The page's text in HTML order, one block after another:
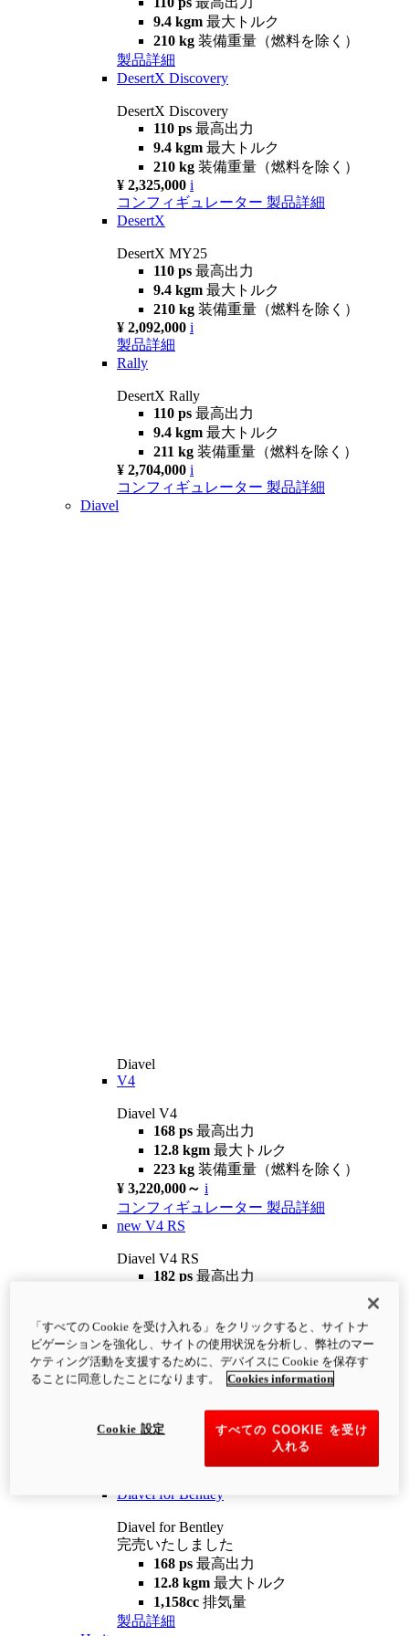
9.4 kgm 最大トルク
210 kg 装備重量（燃料を除く）
製品詳細
DesertX Discovery
DesertX Discovery
110 ps 最高出力
9.4 kgm 最大トルク
210 kg 装備重量（燃料を除く）
¥ 2,325,000 i
コンフィギュレーター 製品詳細
DesertX
DesertX MY25
110 ps 最高出力
9.4 kgm 最大トルク
210 kg 装備重量（燃料を除く）
¥ 2,092,000 i
製品詳細
Rally
DesertX Rally
110 ps 最高出力
9.4 kgm 最大トルク
211 kg 装備重量（燃料を除く）
¥ 2,704,000 i
コンフィギュレーター 製品詳細
Diavel
Diavel
V4
Diavel V4
168 ps 最高出力
12.8 kgm 最大トルク
223 kg 装備重量（燃料を除く）
¥ 3,220,000～ i
コンフィギュレーター 製品詳細
new V4 RS
Diavel V4 RS
182 ps 最高出力
¥4,400,000 i
コンフィギュレーター 製品詳細
newV4 RS 100
12.2 kgm
最大トルク
装備重量（燃料を除く）
Diavel for Bentley
Diavel for Bentley
完売いたしました
168 ps 最高出力
12.8 kgm 最大トルク
1,158cc 排気量
製品詳細
「すべての Cookie を受け入れる」をクリックすると、サイトナ
ビゲーションを強化し、サイトの使用状況を分析し、弊社のマー
ケティング活動を支援するために、デバイスに Cookie を保存す
ることに同意したことになります。
Cookies information
すべての COOKIE を受け
入れる
Cookie 設定